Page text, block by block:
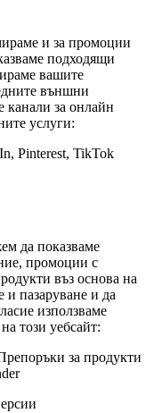
и за промоции
подходящи
вашите
външни
канали за онлайн
услуги:
Pinterest, TikTok
да показваме
промоции с
въз основа на
пазаруване и да
използваме
този уебсайт:
за продукти